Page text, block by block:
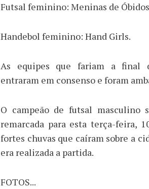
Futsal feminino: Meninas de
Handebol feminino: Hand Girls.
As equipes que fariam a final
entraram em consenso e foram
O campeão de futsal masculino
remarcada para esta terça-feira,
fortes chuvas que caíram sobre a
era realizada a partida.
FOTOS...